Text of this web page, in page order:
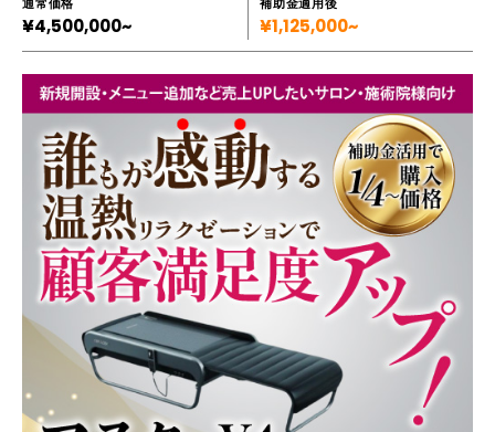
通常価格
¥4,500,000~
補助金適用後
¥1,125,000~